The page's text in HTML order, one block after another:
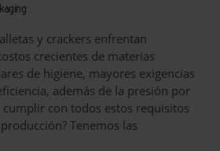
y crackers enfrentan
crecientes de materias
de higiene, mayores exigencias
además de la presión por
cumplir con todos estos requisitos
Tenemos las